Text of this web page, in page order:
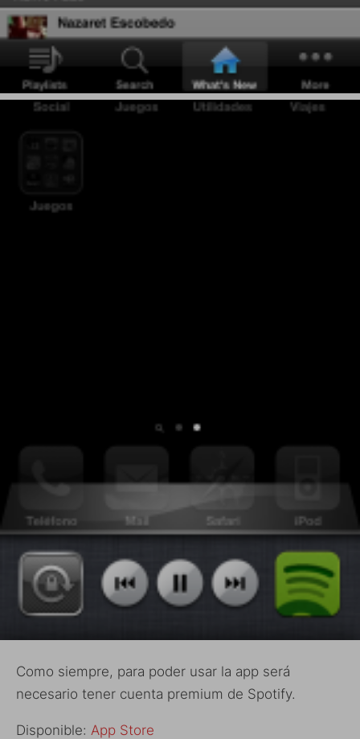
Como siempre, para poder usar la app será
necesario tener cuenta premium de Spotify.
Disponible: App Store